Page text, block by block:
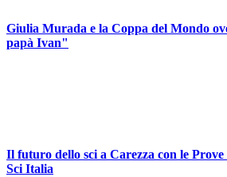
Giulia Murada e la Coppa del Mondo
papà Ivan"
Il futuro dello sci a Carezza con le
Sci Italia